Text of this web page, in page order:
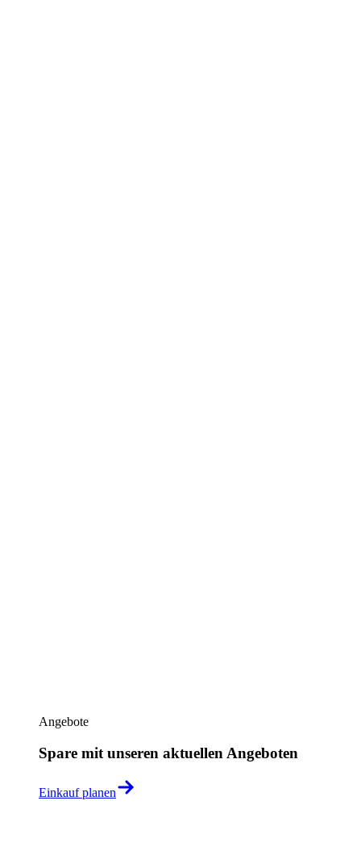
Angebote
Spare mit unseren aktuellen Angeboten
Einkauf planen